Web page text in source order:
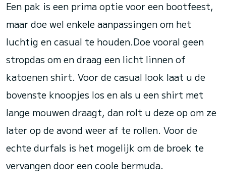
Een pak is een prima optie voor een bootfeest,
maar doe wel enkele aanpassingen om het
luchtig en casual te houden.Doe vooral geen
stropdas om en draag een licht linnen of
katoenen shirt. Voor de casual look laat u de
bovenste knoopjes los en als u een shirt met
lange mouwen draagt, dan rolt u deze op om ze
later op de avond weer af te rollen. Voor de
echte durfals is het mogelijk om de broek te
vervangen door een coole bermuda.